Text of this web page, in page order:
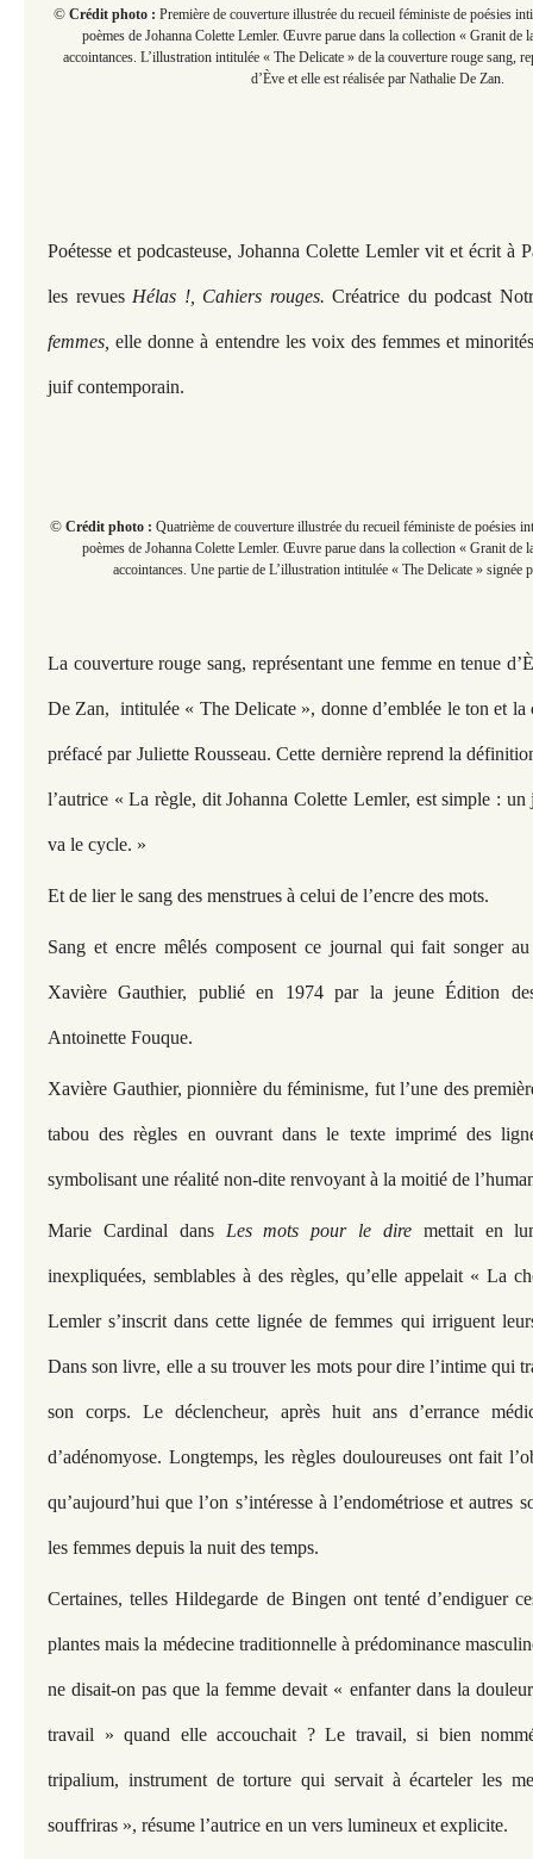
© Crédit photo : Première de couverture illustrée du recueil féministe de poésies
poèmes de Johanna Colette Lemler. Œuvre parue dans la collection « Granit de
accointances. L’illustration intitulée « The Delicate » de la couverture rouge sang,
d’Ève et elle est réalisée par Nathalie De Zan.
Poétesse et podcasteuse, Johanna Colette Lemler vit et écrit à
les revues Hélas !, Cahiers rouges.Créatrice du podcast
femmes, elle donne à entendre les voix des femmes et
juif contemporain.
© Crédit photo : Quatrième de couverture illustrée du recueil féministe de poésies
poèmes de Johanna Colette Lemler. Œuvre parue dans la collection « Granit de
accointances. Une partie de L’illustration intitulée « The Delicate » signée
La couverture rouge sang, représentant une femme en tenue
De Zan, intitulée « The Delicate », donne d’emblée le ton et la
préfacé par Juliette Rousseau. Cette dernière reprend la
l’autrice « La règle, dit Johanna Colette Lemler, est simple :
va le cycle. »
Et de lier le sang des menstrues à celui de l’encre des mots.
Sang et encre mêlés composent ce journal qui fait songer
Xavière Gauthier, publié en 1974 par la jeune Édition
Antoinette Fouque.
Xavière Gauthier, pionnière du féminisme, fut l’une des
tabou des règles en ouvrant dans le texte imprimé des
symbolisant une réalité non-dite renvoyant à la moitié de
Marie Cardinal dans Les mots pour le dire mettait en
inexpliquées, semblables à des règles, qu’elle appelait « La
Lemler s’inscrit dans cette lignée de femmes qui irriguent
Dans son livre, elle a su trouver les mots pour dire l’intime qui
son corps. Le déclencheur, après huit ans d’errance
d’adénomyose. Longtemps, les règles douloureuses ont fait
qu’aujourd’hui que l’on s’intéresse à l’endométriose et autres
les femmes depuis la nuit des temps.
Certaines, telles Hildegarde de Bingen ont tenté d’endiguer
plantes mais la médecine traditionnelle à prédominance
ne disait-on pas que la femme devait « enfanter dans la
travail » quand elle accouchait ? Le travail, si bien
tripalium, instrument de torture qui servait à écarteler les
souffriras », résume l’autrice en un vers lumineux et explicite.